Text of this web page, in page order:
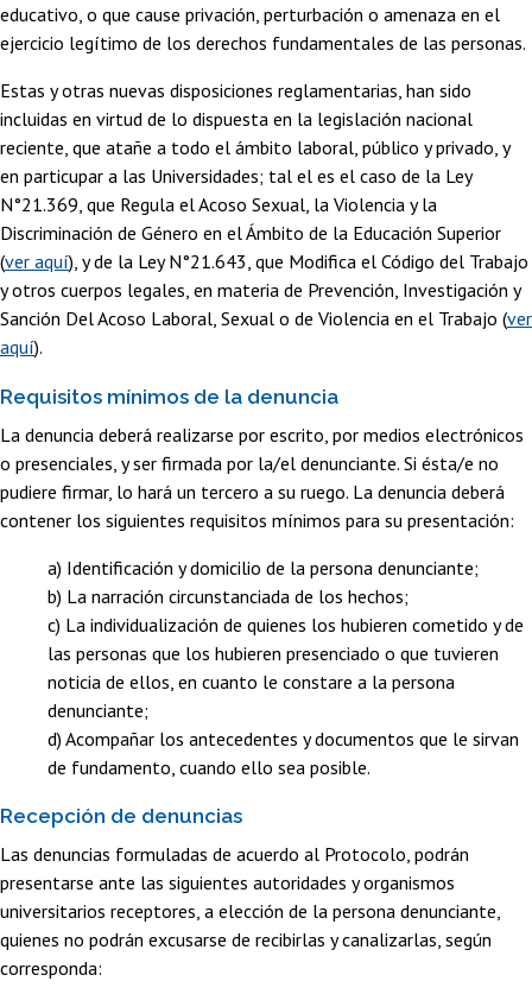
educativo, o que cause privación, perturbación o amenaza en el
ejercicio legítimo de los derechos fundamentales de las personas.
Estas y otras nuevas disposiciones reglamentarias, han sido
incluidas en virtud de lo dispuesta en la legislación nacional
reciente, que atañe a todo el ámbito laboral, público y privado, y
en particupar a las Universidades; tal el es el caso de la Ley
N°21.369, que Regula el Acoso Sexual, la Violencia y la
Discriminación de Género en el Ámbito de la Educación Superior
(ver aquí), y de la Ley N°21.643, que Modifica el Código del Trabajo
y otros cuerpos legales, en materia de Prevención, Investigación y
Sanción Del Acoso Laboral, Sexual o de Violencia en el Trabajo (ver
aquí).
Requisitos mínimos de la denuncia
La denuncia deberá realizarse por escrito, por medios electrónicos
o presenciales, y ser firmada por la/el denunciante. Si ésta/e no
pudiere firmar, lo hará un tercero a su ruego. La denuncia deberá
contener los siguientes requisitos mínimos para su presentación:
a) Identificación y domicilio de la persona denunciante;
b) La narración circunstanciada de los hechos;
c) La individualización de quienes los hubieren cometido y de
las personas que los hubieren presenciado o que tuvieren
noticia de ellos, en cuanto le constare a la persona
denunciante;
d) Acompañar los antecedentes y documentos que le sirvan
de fundamento, cuando ello sea posible.
Recepción de denuncias
Las denuncias formuladas de acuerdo al Protocolo, podrán
presentarse ante las siguientes autoridades y organismos
universitarios receptores, a elección de la persona denunciante,
quienes no podrán excusarse de recibirlas y canalizarlas, según
corresponda: